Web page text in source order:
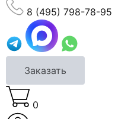
8 (495) 798-78-95
Заказать
0